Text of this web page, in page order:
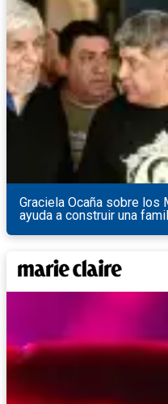
Graciela Ocaña sobre los
ayuda a construir una